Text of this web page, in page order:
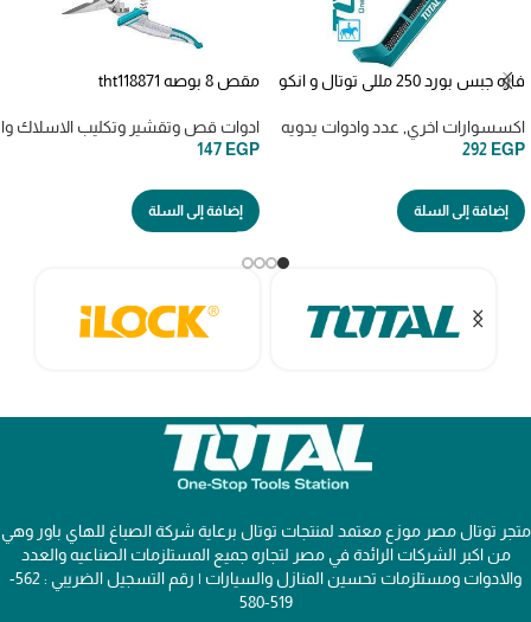
فاره جبس بورد 250 مللي توتال و انكو
اكسسوارات اخري عدد وادوات يدويه
292 EGP
إضافة إلى السلة
مقص 8 بوصه tht118871
ادوات قص وتقشير وتكليب الاسلاك
147 EGP
إضافة إلى السلة
متجر توتال مصر موزع معتمد لمنتجات توتال برعاية شركة الصباغ للهاي باور وهي
من اكبر الشركات الرائدة في مصر لتجاره جميع المستلزمات الصناعيه والعدد
والادوات ومستلزمات تحسين المنازل والسيارات | رقم التسجيل الضريبي : 562-
519-580